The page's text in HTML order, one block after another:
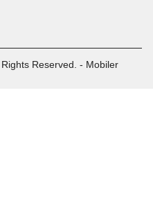
Reserved. - Mobiler